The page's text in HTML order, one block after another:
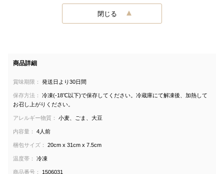
閉じる
商品詳細
賞味期限： 発送日より30日間
保存方法：
冷凍(-18℃以下)で保存してください。冷蔵庫にて解凍後、加熱して
お召し上がりください。
アレルギー物質： 小麦、ごま、大豆
内容量： 4人前
梱包サイズ： 20cm x 31cm x 7.5cm
温度帯： 冷凍
商品番号： 1506031